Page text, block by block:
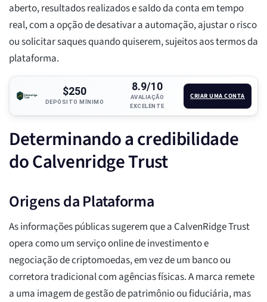
aberto, resultados realizados e saldo da conta em tempo
real, com a opção de desativar a automação, ajustar o risco
ou solicitar saques quando quiserem, sujeitos aos termos da
plataforma.
$250
DEPÓSITO MÍNIMO
8.9/10
AVALIAÇÃO
EXCELENTE
CRIAR UMA CONTA
Determinando a credibilidade
do Calvenridge Trust
Origens da Plataforma
As informações públicas sugerem que a CalvenRidge Trust
opera como um serviço online de investimento e
negociação de criptomoedas, em vez de um banco ou
corretora tradicional com agências físicas. A marca remete
a uma imagem de gestão de patrimônio ou fiduciária, mas